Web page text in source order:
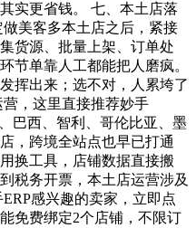
实更省钱。 七、本土店落
美客多本土店之后，紧接
货源、批量上架、订单处
节单靠人工都能把人磨疯。
挥出来；选不对，人累垮了
，这里直接推荐妙手
巴西、智利、哥伦比亚、墨
，跨境全站点也早已打通
换工具，店铺数据直接搬
税务开票，本土店运营涉及
感兴趣的卖家，立即点
免费绑定2个店铺，不限订